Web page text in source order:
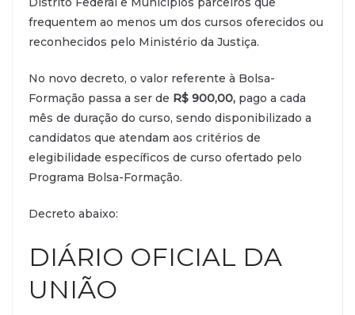
frequentem ao menos um dos cursos oferecidos ou
reconhecidos pelo Ministério da Justiça.
No novo decreto, o valor referente à Bolsa-
Formação passa a ser de R$ 900,00, pago a cada
mês de duração do curso, sendo disponibilizado a
candidatos que atendam aos critérios de
elegibilidade específicos de curso ofertado pelo
Programa Bolsa-Formação.
Decreto abaixo:
DIÁRIO OFICIAL DA
UNIÃO